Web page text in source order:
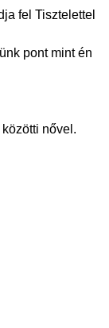
fel Tisztelettel
pont mint én
nővel.